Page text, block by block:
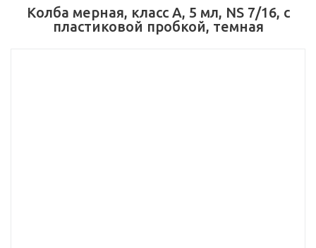
Колба мерная, класс А, 5 мл, NS 7/16, с
пластиковой пробкой, темная